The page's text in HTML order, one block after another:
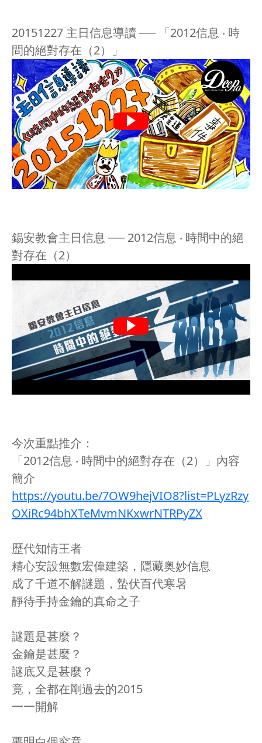
20151227 主日信息導讀 ── 「2012信息 ‧ 時
間的絕對存在（2）」
錫安教會主日信息 ── 2012信息 ‧ 時間中的絕
對存在（2）
今次重點推介：
「2012信息 ‧ 時間中的絕對存在（2）」內容
簡介
https://youtu.be/7OW9hejVIO8?list=PLyzRzy
OXiRc94bhXTeMvmNKxwrNTRPyZX
歷代知情王者
精心安設無數宏偉建築，隱藏奥妙信息
成了千道不解謎題，蟄伏百代寒暑
靜待手持金鑰的真命之子
謎題是甚麼？
金鑰是甚麼？
謎底又是甚麼？
竟，全都在剛過去的2015
一一開解